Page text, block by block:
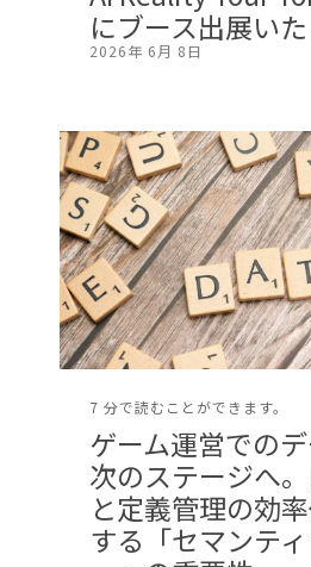
にブース出展いた
2026年 6月 8日
7 分で読むことができます。
ゲーム運営での
次のステージへ
と定義管理の効
する「セマンテ